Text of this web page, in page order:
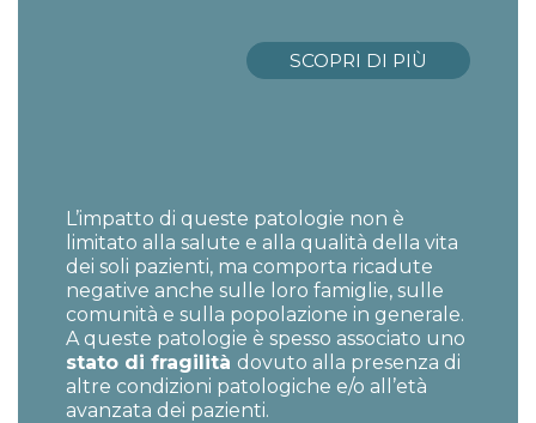
SCOPRI DI PIÙ
L’impatto di queste patologie non è
limitato alla salute e alla qualità della vita
dei soli pazienti, ma comporta ricadute
negative anche sulle loro famiglie, sulle
comunità e sulla popolazione in generale.
A queste patologie è spesso associato uno
stato di fragilità dovuto alla presenza di
altre condizioni patologiche e/o all’età
avanzata dei pazienti.